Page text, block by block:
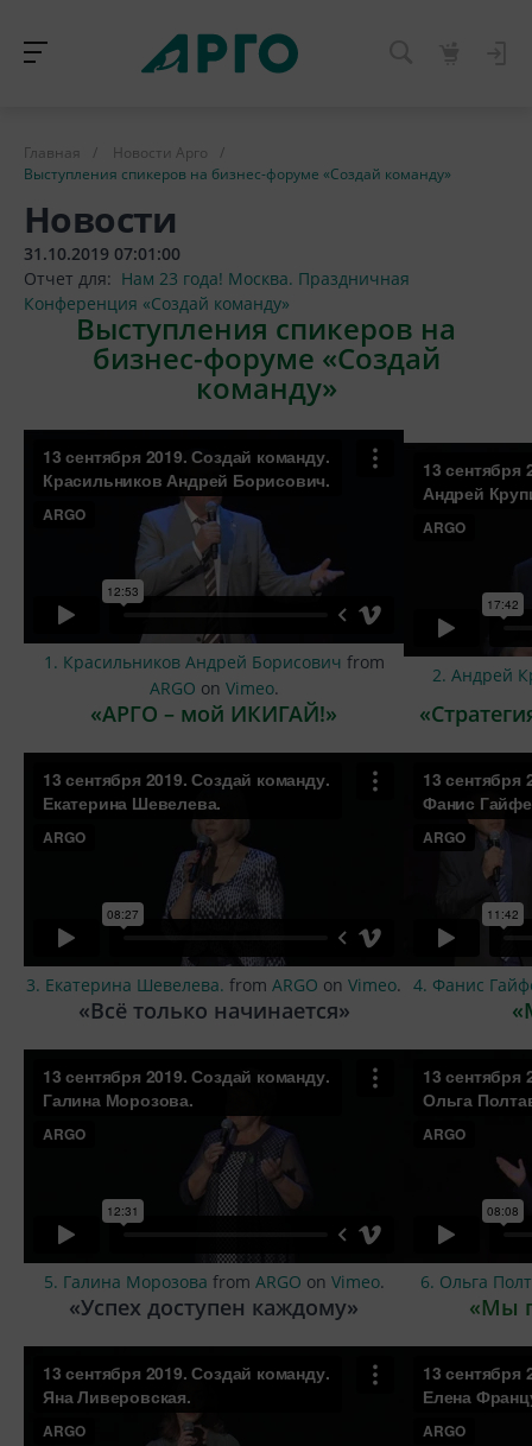
Главная / Новости Арго
/
Выступления спикеров на бизнес-форуме «Создай команду»
Новости
31.10.2019 07:01:00
Отчет для: Нам 23 года! Москва. Праздничная
Конференция «Создай команду»
Выступления спикеров на
бизнес-форуме «Создай
команду»
1. Красильников Андрей Борисович from
ARGO on Vimeo.
2. Андрей
«АРГО – мой ИКИГАЙ!»
3. Екатерина Шевелева. from ARGO on Vimeo. 4. Фанис
«Всё только начинается»
5. Галина Морозова from ARGO on Vimeo. 6. Ольга
«Успех доступен каждому» «Мы